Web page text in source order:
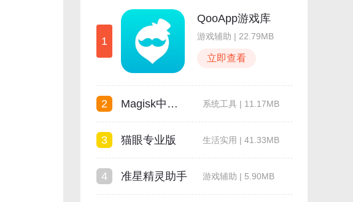
1
QooApp游戏库
游戏辅助 | 22.79MB
立即查看
2 Magisk中文模块仓库 系统工具 | 11.17MB
3 猫眼专业版 生活实用 | 41.33MB
4 准星精灵助手 游戏辅助 | 5.90MB